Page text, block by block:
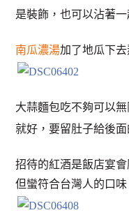
是裝飾，也可以沾著一
南瓜濃湯加了地瓜下
大蒜麵包吃不夠可以
就好，要留肚子給後面
招待的紅酒是飯店宴
但蠻符合台灣人的口